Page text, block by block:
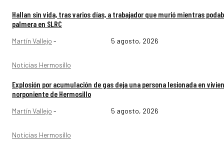
Hallan sin vida, tras varios días, a trabajador que murió mientras
palmera en SLRC
Martín Vallejo - 5 agosto, 2026
Noticias Hermosillo
Explosión por acumulación de gas deja una persona lesionada en
norponiente de Hermosillo
Martín Vallejo - 5 agosto, 2026
Noticias Hermosillo